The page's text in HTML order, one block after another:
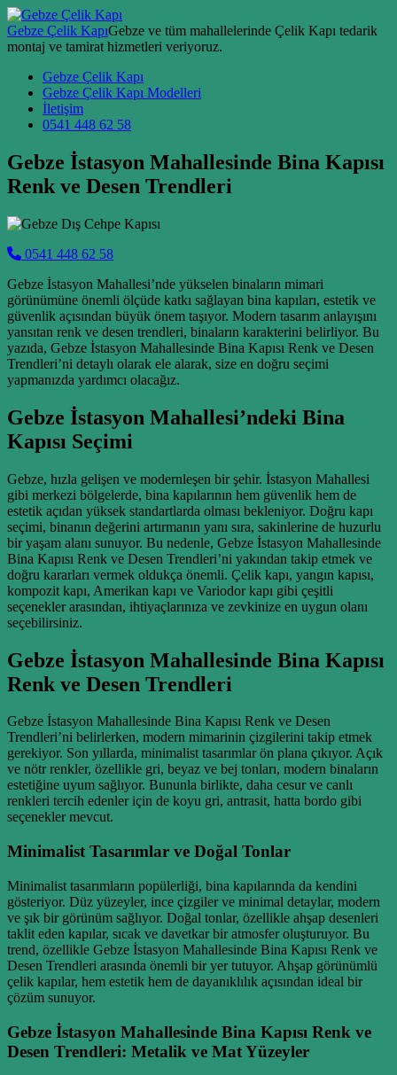
Skip to content
Gebze Çelik KapıGebze ve tüm mahallelerinde Çelik Kapı tedarik
montaj ve tamirat hizmetleri veriyoruz.
Main Navigation
Gebze Çelik Kapı
Gebze Çelik Kapı Modelleri
İletişim
0541 448 62 58
Gebze İstasyon Mahallesinde Bina Kapısı
Renk ve Desen Trendleri
0541 448 62 58
Gebze İstasyon Mahallesi’nde yükselen binaların mimari
görünümüne önemli ölçüde katkı sağlayan bina kapıları, estetik ve
güvenlik açısından büyük önem taşıyor. Modern tasarım anlayışını
yansıtan renk ve desen trendleri, binaların karakterini belirliyor. Bu
yazıda, Gebze İstasyon Mahallesinde Bina Kapısı Renk ve Desen
Trendleri’ni detaylı olarak ele alarak, size en doğru seçimi
yapmanızda yardımcı olacağız.
Gebze İstasyon Mahallesi’ndeki Bina
Kapısı Seçimi
Gebze, hızla gelişen ve modernleşen bir şehir. İstasyon Mahallesi
gibi merkezi bölgelerde, bina kapılarının hem güvenlik hem de
estetik açıdan yüksek standartlarda olması bekleniyor. Doğru kapı
seçimi, binanın değerini artırmanın yanı sıra, sakinlerine de huzurlu
bir yaşam alanı sunuyor. Bu nedenle, Gebze İstasyon Mahallesinde
Bina Kapısı Renk ve Desen Trendleri’ni yakından takip etmek ve
doğru kararları vermek oldukça önemli. Çelik kapı, yangın kapısı,
kompozit kapı, Amerikan kapı ve Variodor kapı gibi çeşitli
seçenekler arasından, ihtiyaçlarınıza ve zevkinize en uygun olanı
seçebilirsiniz.
Gebze İstasyon Mahallesinde Bina Kapısı
Renk ve Desen Trendleri
Gebze İstasyon Mahallesinde Bina Kapısı Renk ve Desen
Trendleri’ni belirlerken, modern mimarinin çizgilerini takip etmek
gerekiyor. Son yıllarda, minimalist tasarımlar ön plana çıkıyor. Açık
ve nötr renkler, özellikle gri, beyaz ve bej tonları, modern binaların
estetiğine uyum sağlıyor. Bununla birlikte, daha cesur ve canlı
renkleri tercih edenler için de koyu gri, antrasit, hatta bordo gibi
seçenekler mevcut.
Minimalist Tasarımlar ve Doğal Tonlar
Minimalist tasarımların popülerliği, bina kapılarında da kendini
gösteriyor. Düz yüzeyler, ince çizgiler ve minimal detaylar, modern
ve şık bir görünüm sağlıyor. Doğal tonlar, özellikle ahşap desenleri
taklit eden kapılar, sıcak ve davetkar bir atmosfer oluşturuyor. Bu
trend, özellikle Gebze İstasyon Mahallesinde Bina Kapısı Renk ve
Desen Trendleri arasında önemli bir yer tutuyor. Ahşap görünümlü
çelik kapılar, hem estetik hem de dayanıklılık açısından ideal bir
çözüm sunuyor.
Gebze İstasyon Mahallesinde Bina Kapısı Renk ve
Desen Trendleri: Metalik ve Mat Yüzeyler